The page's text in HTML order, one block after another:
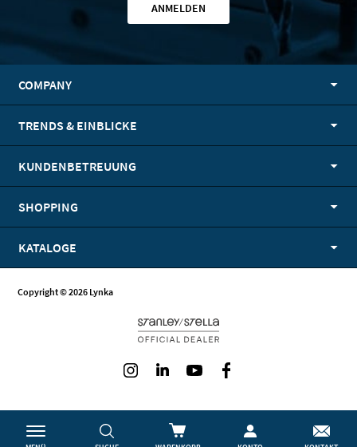
ANMELDEN
COMPANY
TRENDS & EINBLICKE
KUNDENBETREUUNG
SHOPPING
KATALOGE
Copyright © 2026 Lynka